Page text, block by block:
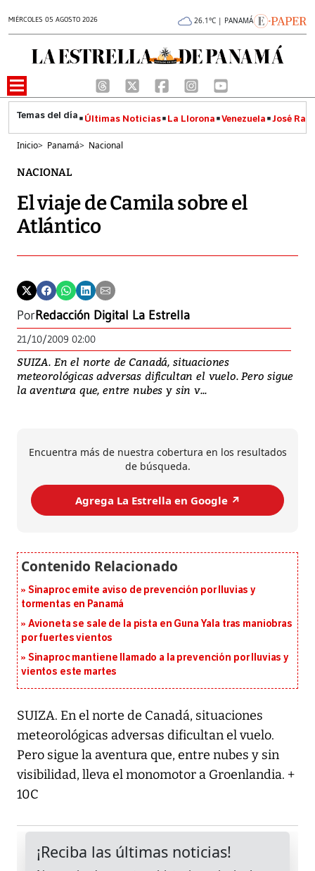
MIÉRCOLES 05 AGOSTO 2026 26.1°C | PANAMÁ
Últimas Noticias La Llorona Venezuela José
Inicio> Panamá> Nacional
NACIONAL
El viaje de Camila sobre el
Atlántico
PorRedacción Digital La Estrella
21/10/2009 02:00
SUIZA. En el norte de Canadá, situaciones
meteorológicas adversas dificultan el vuelo. Pero sigue
la aventura que, entre nubes y sin v...
Encuentra más de nuestra cobertura en los resultados
de búsqueda.
Agrega La Estrella en Google ↗️
Sinaproc emite aviso de prevención por lluvias y
tormentas en Panamá
Avioneta se sale de la pista en Guna Yala tras maniobras
por fuertes vientos
Sinaproc mantiene llamado a la prevención por lluvias y
vientos este martes
SUIZA. En el norte de Canadá, situaciones
meteorológicas adversas dificultan el vuelo.
Pero sigue la aventura que, entre nubes y sin
visibilidad, lleva el monomotor a Groenlandia. +
10C